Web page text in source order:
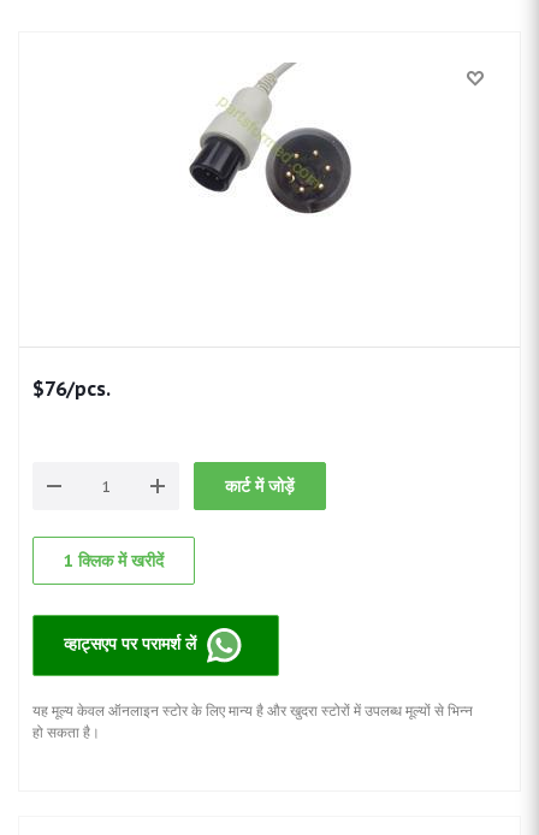
$76/pcs.
कार्ट में जोड़ें
1 क्लिक में खरीदें
व्हाट्सएप पर परामर्श लें
यह मूल्य केवल ऑनलाइन स्टोर के लिए मान्य है और खुदरा स्टोरों में उपलब्ध मूल्यों से भिन्न
हो सकता है।